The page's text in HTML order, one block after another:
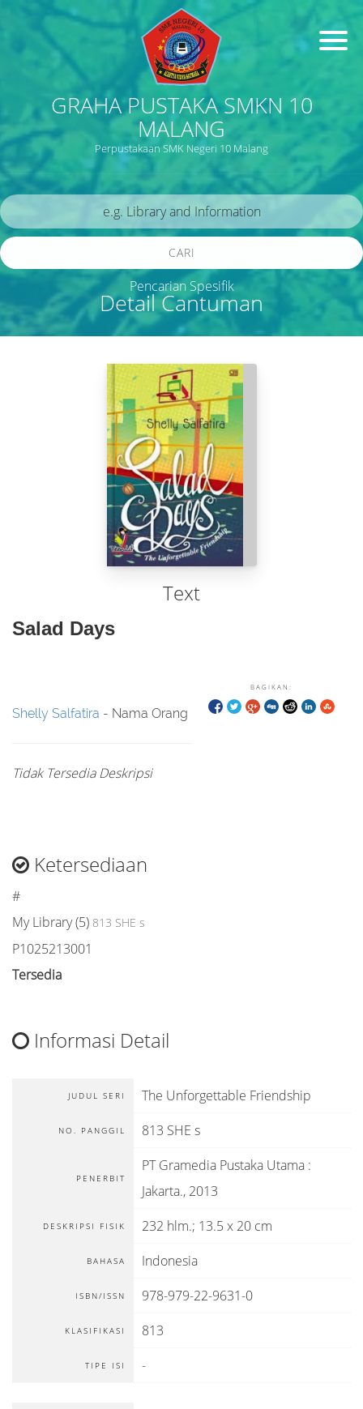
GRAHA PUSTAKA SMKN 10
MALANG
Perpustakaan SMK Negeri 10 Malang
Detail Cantuman
CARI
Pencarian Spesifik
Text
Salad Days
BAGIKAN:
Shelly Salfatira - Nama Orang
Tidak Tersedia Deskripsi
Ketersediaan
#
My Library (5) 813 SHE s
P1025213001
Tersedia
Informasi Detail
JUDUL SERI The Unforgettable Friendship
NO. PANGGIL 813 SHE s
PENERBIT
PT Gramedia Pustaka Utama :
Jakarta., 2013
DESKRIPSI FISIK 232 hlm.; 13.5 x 20 cm
BAHASA Indonesia
ISBN/ISSN 978-979-22-9631-0
KLASIFIKASI 813
TIPE ISI -